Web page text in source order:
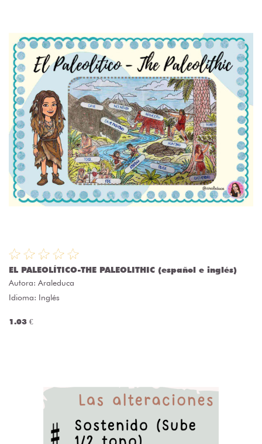
EL PALEOLÍTICO-THE PALEOLITHIC (español e inglés)
Autora: Araleduca
Idioma: Inglés
1.03 €